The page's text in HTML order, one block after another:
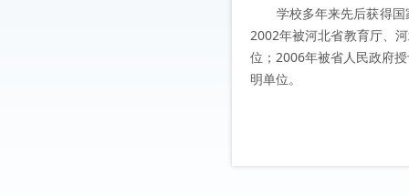
学校多年来先后获得国
2002年被河北省教育厅、
位；2006年被省人民政府
明单位。